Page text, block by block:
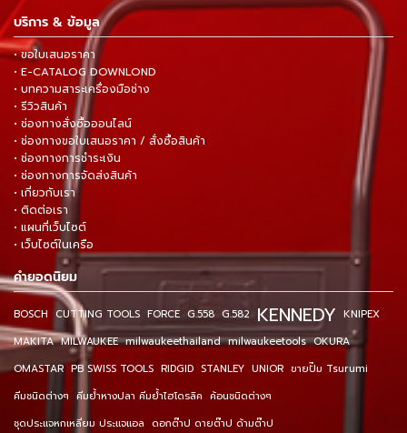
บริการ & ข้อมูล
• ขอใบเสนอราคา
• E-CATALOG DOWNLOND
• บทความสาระเครื่องมือช่าง
• รีวิวสินค้า
• ช่องทางสั่งซื้อออนไลน์
• ช่องทางขอใบเสนอราคา / สั่งซื้อสินค้า
• ช่องทางการชำระเงิน
• ช่องทางการจัดส่งสินค้า
• เกี่ยวกับเรา
• ติดต่อเรา
• แผนที่เว็บไซต์
• เว็บไซต์ในเครือ
คำยอดนิยม
BOSCH CUTTING TOOLS FORCE G.558 G.582 KENNEDY KNIPEX
MAKITA MILWAUKEE milwaukeethailand milwaukeetools OKURA
OMASTAR PB SWISS TOOLS RIDGID STANLEY UNIOR ขายปั๊ม Tsurumi
คีมชนิดต่างๆ คีมย้ำหางปลา คีมย้ำไฮโดรลิค ค้อนชนิดต่างๆ
ชุดประแจหกเหลี่ยม ประแจแอล ดอกต๊าป ดายต๊าป ด้ามต๊าป